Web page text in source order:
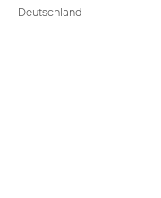
Deutschland